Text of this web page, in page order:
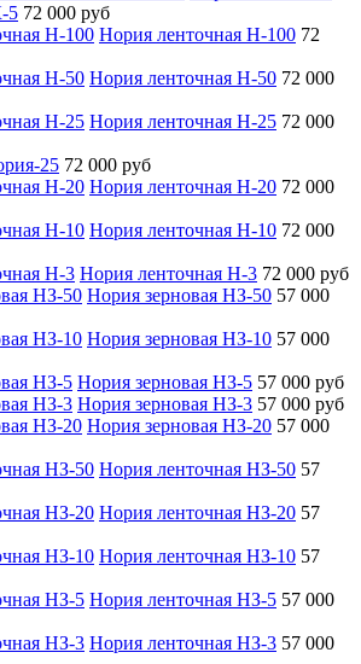
5 72 000 руб
Нория ленточная Н-100 72
Нория ленточная Н-50 72 000
Нория ленточная Н-25 72 000
25 72 000 руб
Нория ленточная Н-20 72 000
Нория ленточная Н-10 72 000
Нория ленточная Н-3 72 000 руб
Нория зерновая НЗ-50 57 000
Нория зерновая НЗ-10 57 000
Нория зерновая НЗ-5 57 000 руб
Нория зерновая НЗ-3 57 000 руб
Нория зерновая НЗ-20 57 000
Нория ленточная НЗ-50 57
Нория ленточная НЗ-20 57
Нория ленточная НЗ-10 57
Нория ленточная НЗ-5 57 000
Нория ленточная НЗ-3 57 000